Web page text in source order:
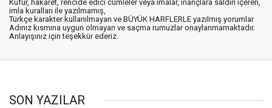
Küfür, hakaret, rencide edici cümleler veya imalar, inançlara saldırı içeren,
imla kuralları ile yazılmamış,
Türkçe karakter kullanılmayan ve BÜYÜK HARFLERLE yazılmış yorumlar
Adınız kısmına uygun olmayan ve saçma rumuzlar onaylanmamaktadır.
Anlayışınız için teşekkür ederiz.
SON YAZILAR